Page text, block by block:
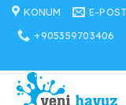
İçeriğe
atla
KONUM E-
+905359703406